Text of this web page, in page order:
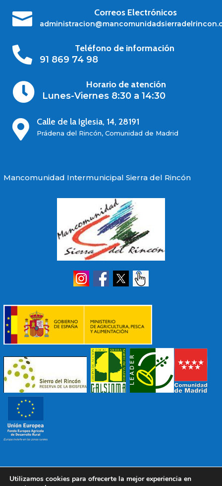
 Correos Electrónicos

Teléfono de información
91 869 74 98

Horario de atención
Lunes-Viernes 8:30 a 14:30
 Calle de la Iglesia, 14, 28191
Prádena del Rincón, Comunidad de Madrid
Mancomunidad Intermunicipal Sierra del Rincón
© 2022 Mancomunidad Sierra del RicónDiseño EDB|
Utilizamos cookies para ofrecerte la mejor experiencia en